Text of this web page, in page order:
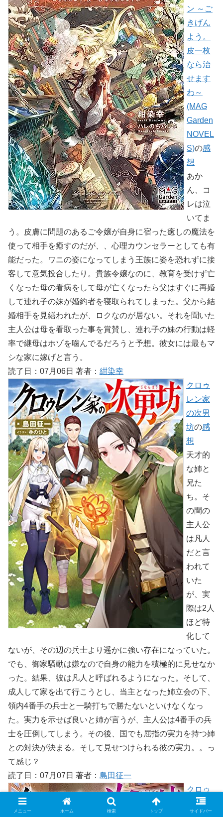
ン ～ご
きげん
よう。
皮一枚
なら治
せます
わ～
(MAG
Garden
NOVEL
S)の感
想
あか
ん、コ
レは泣
いてま
う。皮膚に問題のあるご令嬢が自身に宿った癒しの魔法を
使って相手を癒すのだが、、心理カウンセラーとしても有
能だった。ワニの姿になってしまう王族に姿を恐れずに接
客して意気投合したり。貴族令嬢なのに、教育を受けず亡
くなった母の看病をして母が亡くなったら父はすぐに再婚
して連れ子の妹が婚約者を寝取られてしまった。父から結
婚相手を見繕われたが、ロクなのが居ない。それを聞いた
主人公は母を看取った事を賞賛し、連れ子の妹の行動は軽
率で継母はホゾを噛んでるだろうと予想。彼女には最もマ
シな家に嫁げと言う。
読了日：07月06日 著者： 紺染幸
クロゥ
レン家
の次男
坊の感
想
天才的
な姉と
兄た
ち。そ
の間の
主人公
は凡人
だと言
われて
いた
が、実
際は2人
ほど特
化して
ないが、その辺の兵士より遥かに強い存在になっていた。
でも、御家騒動は嫌なので自身の能力を積極的に見せなか
った。結果、彼は凡人と呼ばれるようになった。そして、
成人して家を出て行こうとし、当主となった姉立会の下、
領内4番手の兵士と一騎打ちで勝たないといけなくなっ
た。実力を示せば良いと姉が言うが、主人公は4番手の兵
士を圧倒してしまう。その後、国でも屈指の実力を持つ姉
との対決が決まる。そして見せつけられる彼の実力。。っ
て感じ？
読了日：07月07日 著者： 島田征一
クロゥ
レン家
メニュー ホーム 検索 トップ サイドバー